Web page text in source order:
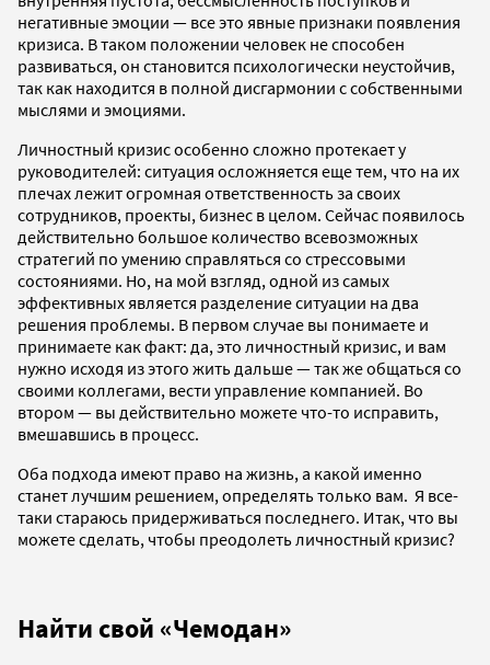
негативные эмоции — все это явные признаки появления
кризиса. В таком положении человек не способен
развиваться, он становится психологически неустойчив,
так как находится в полной дисгармонии с собственными
мыслями и эмоциями.
Личностный кризис особенно сложно протекает у
руководителей: ситуация осложняется еще тем, что на их
плечах лежит огромная ответственность за своих
сотрудников, проекты, бизнес в целом. Сейчас появилось
действительно большое количество всевозможных
стратегий по умению справляться со стрессовыми
состояниями. Но, на мой взгляд, одной из самых
эффективных является разделение ситуации на два
решения проблемы. В первом случае вы понимаете и
принимаете как факт: да, это личностный кризис, и вам
нужно исходя из этого жить дальше — так же общаться со
своими коллегами, вести управление компанией. Во
втором — вы действительно можете что-то исправить,
вмешавшись в процесс.
Оба подхода имеют право на жизнь, а какой именно
станет лучшим решением, определять только вам. Я все-
таки стараюсь придерживаться последнего. Итак, что вы
можете сделать, чтобы преодолеть личностный кризис?
Найти свой «Чемодан»